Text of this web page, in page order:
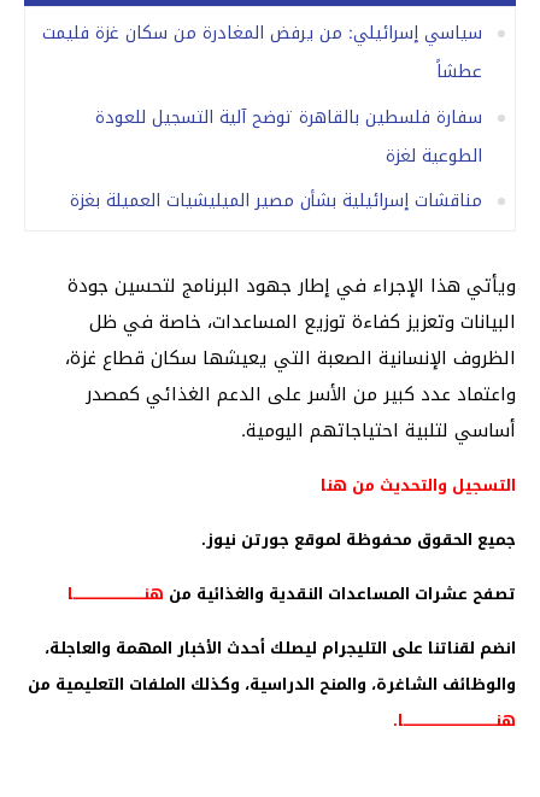
سياسي إسرائيلي: من يرفض المغادرة من سكان غزة فليمت
عطشاً
سفارة فلسطين بالقاهرة توضح آلية التسجيل للعودة
الطوعية لغزة
مناقشات إسرائيلية بشأن مصير الميليشيات العميلة بغزة
ويأتي هذا الإجراء في إطار جهود البرنامج لتحسين جودة
البيانات وتعزيز كفاءة توزيع المساعدات، خاصة في ظل
الظروف الإنسانية الصعبة التي يعيشها سكان قطاع غزة،
واعتماد عدد كبير من الأسر على الدعم الغذائي كمصدر
أساسي لتلبية احتياجاتهم اليومية.
التسجيل والتحديث من هنا
جميع الحقوق محفوظة لموقع جورتن نيوز.
تصفح عشرات المساعدات النقدية والغذائية من هنـــــــــــــــــــــــــــــا
انضم لقناتنا على التليجرام ليصلك أحدث الأخبار المهمة والعاجلة،
والوظائف الشاغرة، والمنح الدراسية، وكذلك الملفات التعليمية من
هنــــــــــــــــــــــــــــــــــــــا.